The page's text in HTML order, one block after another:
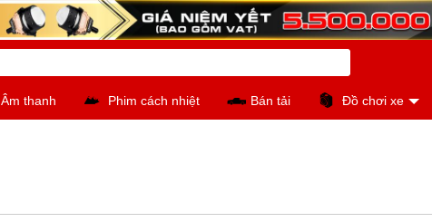
Âm thanh Phim cách nhiệt Bán tải Đồ chơi xe